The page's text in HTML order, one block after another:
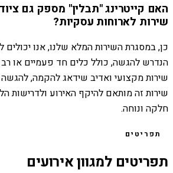
האם קייטרינג "תבלין" מספק גם
שירות לארוחות עסקיות?
כן, במסגרת השירות המלא שלנו, אנו
הנדרש להגשה, כולל כלים חד פעמיים או רב
שירות מקצועי ואדיב שידאג להקמה, להגשה
שירות זה מותאם להיקף האירוע ולדרישות
חלקה ונוחה.
תפריטים
תפריטים למגוון אירועים